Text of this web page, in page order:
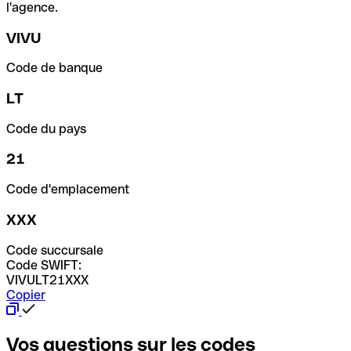
l'agence.
VIVU
Code de banque
LT
Code du pays
21
Code d'emplacement
XXX
Code succursale
Code SWIFT:
VIVULT21XXX
Copier
Vos questions sur les codes